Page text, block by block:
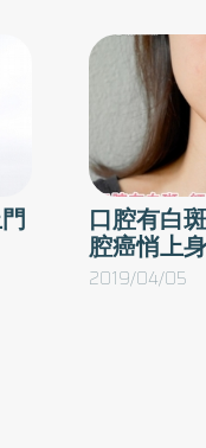
位是舌頭及頰黏
為78%衛生福利
特別說明，口腔
的存活率第0期
僅需小型手術，
第三、四期），
術、電療以及化
能暫時或永久的
可以查出異常的硬塊
烈的陽光下。必要時
、菸斗、檳榔等長期
假牙，對周圍組織有
塊贅肉、脫皮落屑或
食要正常，食物營養
膜變化，可能誘致癌
酒、嚼檳榔。二、
口腔有白
腔癌悄上
2019/04/05